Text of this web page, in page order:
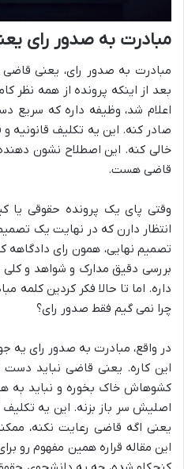
مبادرت به صدور رای
مبادرت به صدور رای، یعنی
بعد از اینکه پرونده از همه نظر
اعلام شد، وظیفه داره که
صادر کنه. این یه تکلیف قانونیه
خالی کنه. این اصطلاح نشون
قاضی هست.
وقتی پای یک پرونده حقوقی یا
انتظار دارن که در نهایت یک
تصمیم نهایی، همون رای دادگاهه
بررسی دقیق مدارک و شواهد و
داره. اما تا حالا فکر کردین کلمه
چرا نمی گیم فقط صدور رای؟
در واقع، مبادرت به صدور رای یه
این کاره. یعنی قاضی نباید دست
کشوهاش خاک بخوره و نباید به
اصلیش سر باز بزنه. این یه تکلیف
یعنی اگه قاضی رعایت نکنه،
این مقاله قراره همین مفهوم رو